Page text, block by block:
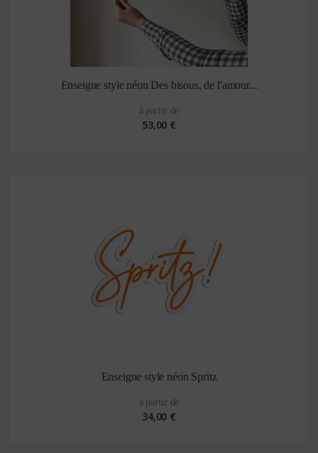
Enseigne style néon Des bisous, de l'amour...
à partir de
53,00 €
Enseigne style néon Spritz
à partir de
34,00 €